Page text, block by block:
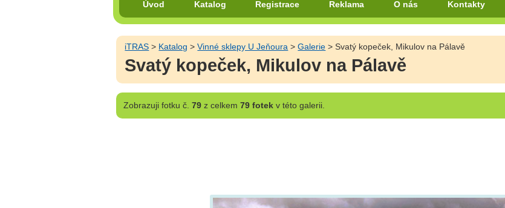
Úvod Katalog Registrace Reklama O nás Kontakty
iTRAS > Katalog >Vinné sklepy U Jeňoura >Galerie > Svatý kopeček, Mikulov na Pálavě
Svatý kopeček, Mikulov na Pálavě
Zobrazujifotku č. 79z celkem 79 fotekv této galerii.